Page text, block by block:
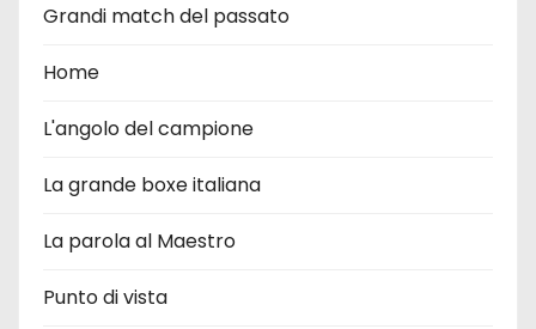
Grandi match del passato
Home
L'angolo del campione
La grande boxe italiana
La parola al Maestro
Punto di vista